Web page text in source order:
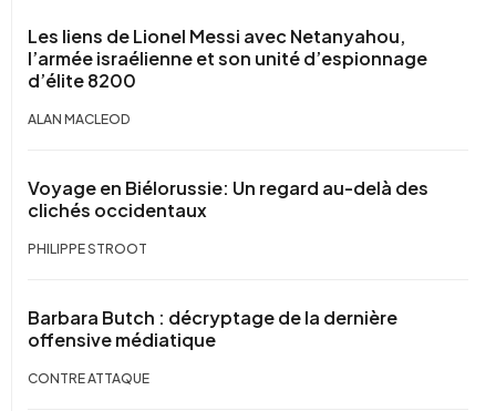
Les liens de Lionel Messi avec Netanyahou,
l’armée israélienne et son unité d’espionnage
d’élite 8200
ALAN MACLEOD
Voyage en Biélorussie: Un regard au-delà des
clichés occidentaux
PHILIPPE STROOT
Barbara Butch : décryptage de la dernière
offensive médiatique
CONTRE ATTAQUE